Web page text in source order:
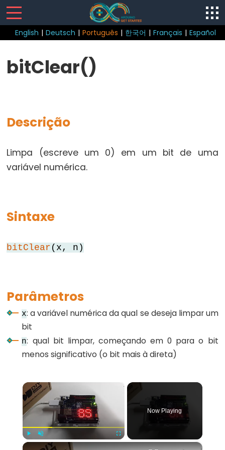
English | Deutsch | Português | 한국어 | Français | Español
Structure
do...while
else
for
goto
switch...case
while
(comentário
bitClear()
Descrição
Limpa (escreve um 0) em um bit de uma
variável numérica.
Sintaxe
bitClear (x, n)
Parâmetros
x: a variável numérica da qual se deseja limpar um
bit
n: qual bit limpar, começando em 0 para o bit
menos significativo (o bit mais à direta)
Unmute
Now Playing
×